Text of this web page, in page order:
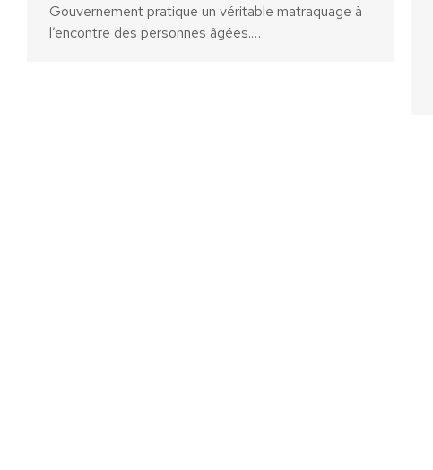
Gouvernement pratique un véritable matraquage à
l’encontre des personnes âgées.…